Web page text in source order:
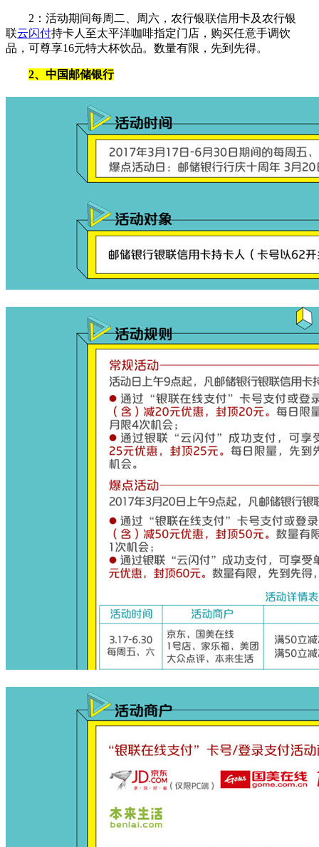
2：活动期间每周二、周六，农行银联信用卡及农行银
联云闪付持卡人至太平洋咖啡指定门店，购买任意手调饮
品，可尊享16元特大杯饮品。数量有限，先到先得。
2、中国邮储银行